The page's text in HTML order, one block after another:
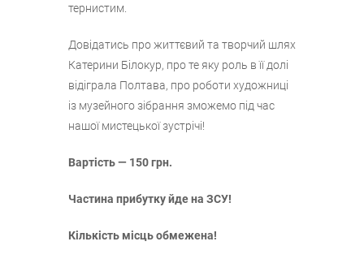
тернистим.
Довідатись про життєвий та творчий шлях
Катерини Білокур, про те яку роль в її долі
відіграла Полтава, про роботи художниці
із музейного зібрання зможемо під час
нашої мистецької зустрічі!
Вартість — 150 грн.
Частина прибутку йде на ЗСУ!
Кількість місць обмежена!